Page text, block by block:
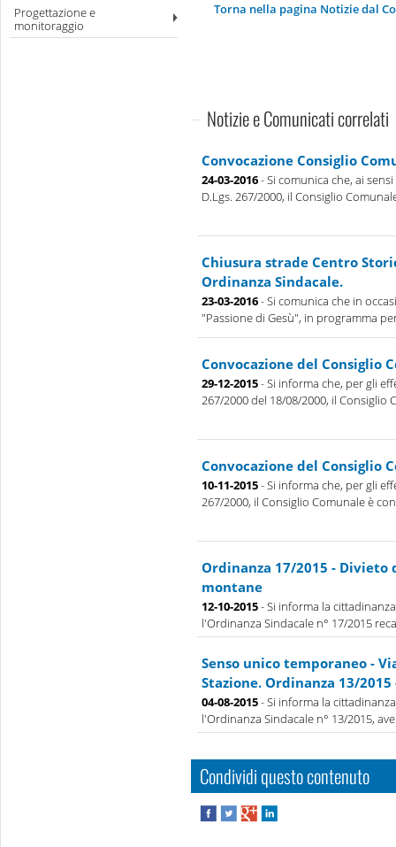
Progettazione e
monitoraggio
Torna nella pagina Notizie dal
Notizie e Comunicati correlati
Convocazione Consiglio
24-03-2016- Si comunica che, ai
D.Lgs. 267/2000, il Consiglio
Chiusura strade Centro
Ordinanza Sindacale.
23-03-2016- Si comunica che in
"Passione di Gesù", in programma
Convocazione del Consiglio
29-12-2015- Si informa che, per gli
267/2000 del 18/08/2000, il Consiglio
Convocazione del Consiglio
10-11-2015- Si informa che, per gli
267/2000, il Consiglio Comunale è
Ordinanza 17/2015 -
montane
12-10-2015- Si informa la
l'Ordinanza Sindacale n° 17/2015
Senso unico temporaneo -
Stazione. Ordinanza 13/2015
04-08-2015- Si informa la
l'Ordinanza Sindacale n° 13/2015,
Condividi questo contenuto